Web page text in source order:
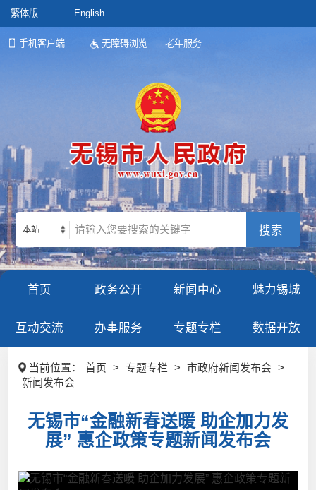
繁体版 English
手机客户端 无障碍浏览 老年服务
本站
首页 政务公开 新闻中心 魅力锡城
互动交流 办事服务 专题专栏 数据开放
当前位置： 首页 > 专题专栏 > 市政府新闻发布会
>
新闻发布会
无锡市“金融新春送暖 助企加力发
展” 惠企政策专题新闻发布会